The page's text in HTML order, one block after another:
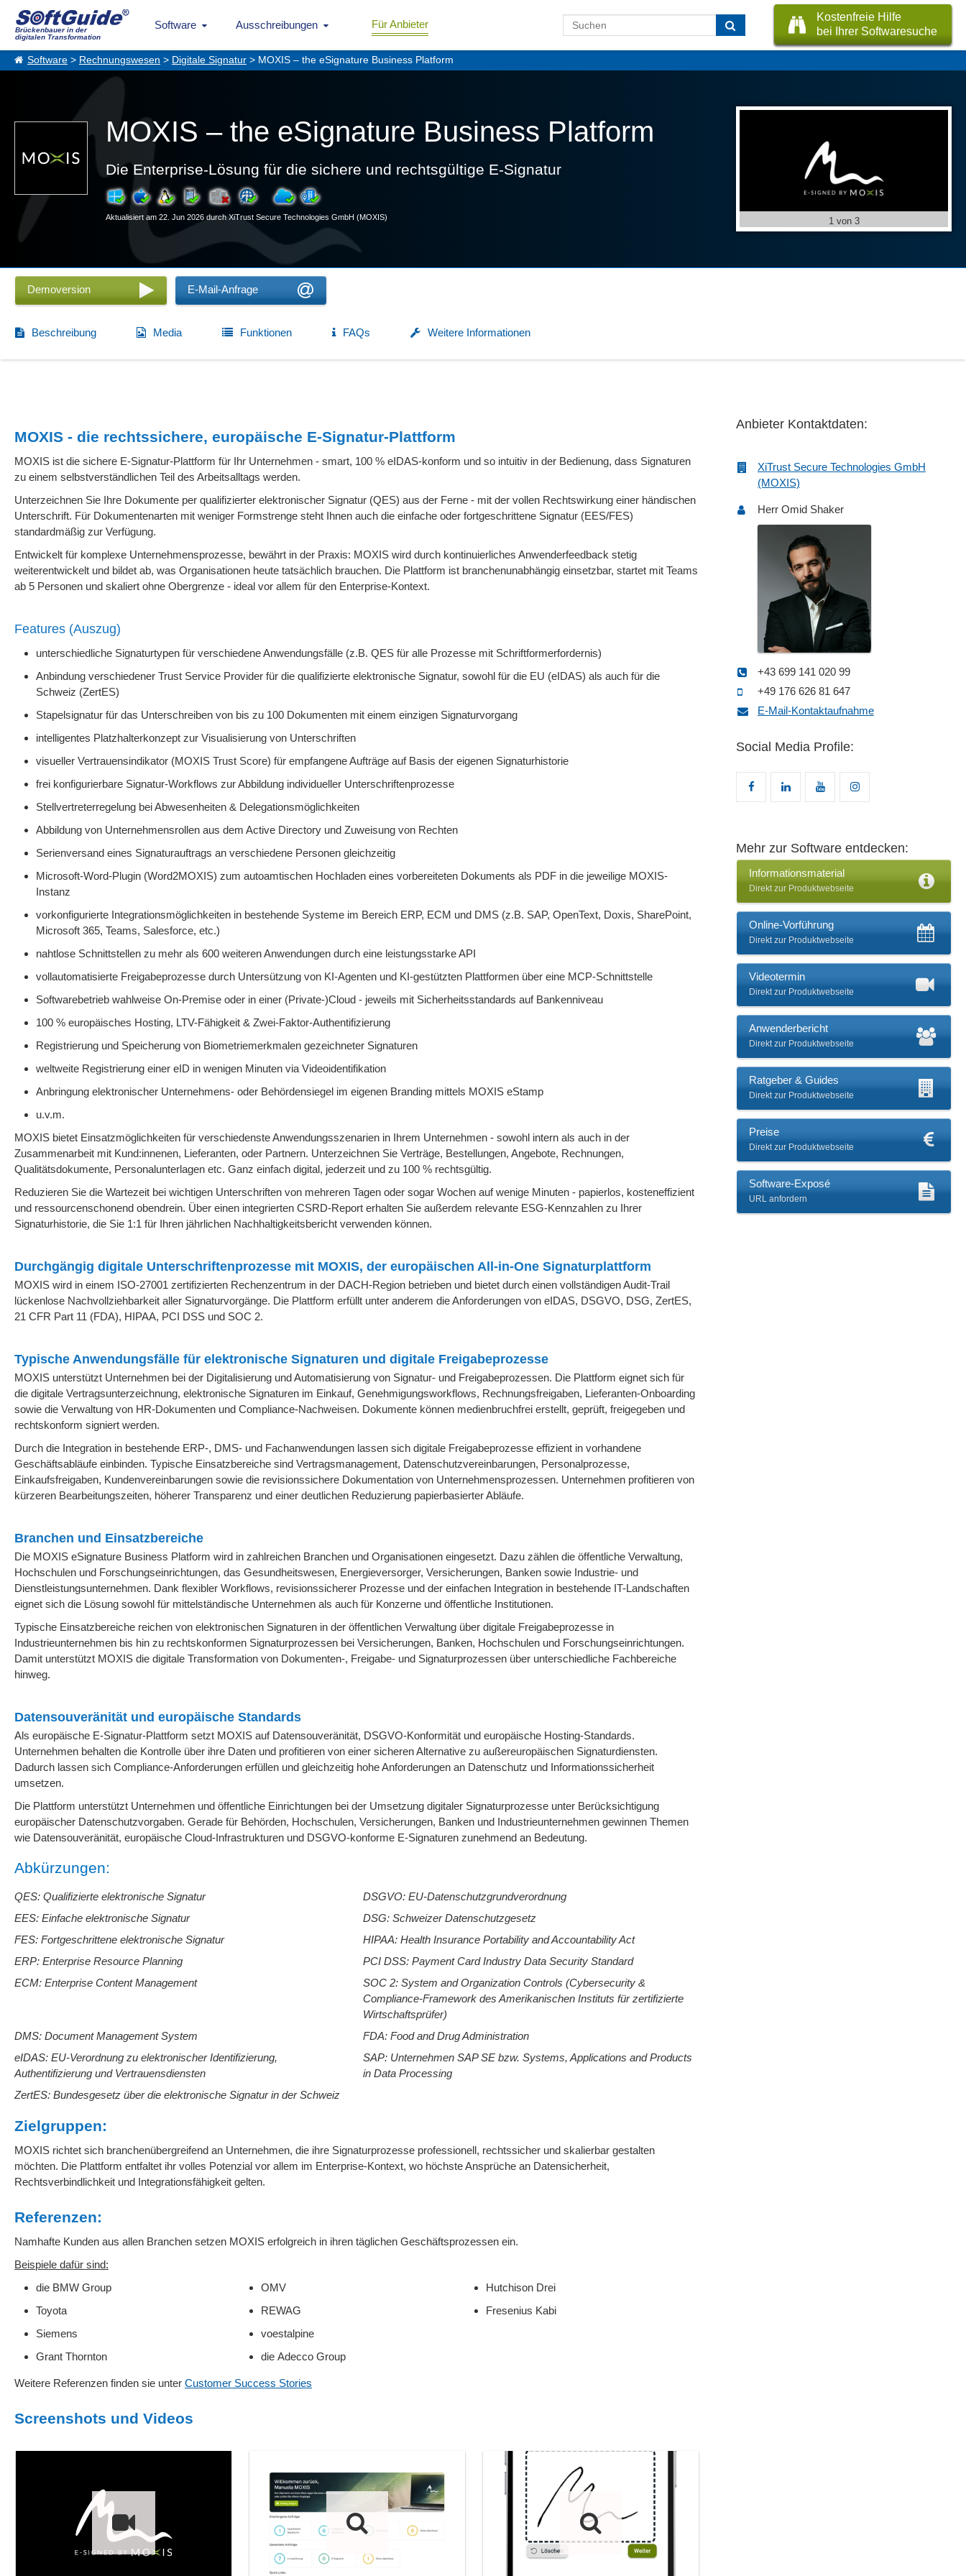
Brückenbauer in der
digitalen Transformation
Software Ausschreibungen Für Anbieter
Kostenfreie Hilfe
bei Ihrer Softwaresuche
Software > Rechnungswesen > Digitale Signatur > MOXIS – the eSignature Business Platform
1 von 3
MOXIS – the eSignature Business Platform
Die Enterprise-Lösung für die sichere und rechtsgültige E-Signatur
Aktualisiert am 22. Jun 2026 durch XiTrust Secure Technologies GmbH (MOXIS)
Demoversion E-Mail-Anfrage
Beschreibung Media Funktionen FAQs Weitere Informationen
MOXIS - die rechtssichere, europäische E-Signatur-Plattform
MOXIS ist die sichere E-Signatur-Plattform für Ihr Unternehmen - smart, 100 % eIDAS-konform und so intuitiv in der Bedienung, dass Signaturen
zu einem selbstverständlichen Teil des Arbeitsalltags werden.
Unterzeichnen Sie Ihre Dokumente per qualifizierter elektronischer Signatur (QES) aus der Ferne - mit der vollen Rechtswirkung einer händischen
Unterschrift. Für Dokumentenarten mit weniger Formstrenge steht Ihnen auch die einfache oder fortgeschrittene Signatur (EES/FES)
standardmäßig zur Verfügung.
Entwickelt für komplexe Unternehmensprozesse, bewährt in der Praxis: MOXIS wird durch kontinuierliches Anwenderfeedback stetig
weiterentwickelt und bildet ab, was Organisationen heute tatsächlich brauchen. Die Plattform ist branchenunabhängig einsetzbar, startet mit Teams
ab 5 Personen und skaliert ohne Obergrenze - ideal vor allem für den Enterprise-Kontext.
Features (Auszug)
unterschiedliche Signaturtypen für verschiedene Anwendungsfälle (z.B. QES für alle Prozesse mit Schriftformerfordernis)
Anbindung verschiedener Trust Service Provider für die qualifizierte elektronische Signatur, sowohl für die EU (eIDAS) als auch für die
Schweiz (ZertES)
Stapelsignatur für das Unterschreiben von bis zu 100 Dokumenten mit einem einzigen Signaturvorgang
intelligentes Platzhalterkonzept zur Visualisierung von Unterschriften
visueller Vertrauensindikator (MOXIS Trust Score) für empfangene Aufträge auf Basis der eigenen Signaturhistorie
frei konfigurierbare Signatur-Workflows zur Abbildung individueller Unterschriftenprozesse
Stellvertreterregelung bei Abwesenheiten & Delegationsmöglichkeiten
Abbildung von Unternehmensrollen aus dem Active Directory und Zuweisung von Rechten
Serienversand eines Signaturauftrags an verschiedene Personen gleichzeitig
Microsoft-Word-Plugin (Word2MOXIS) zum autoamtischen Hochladen eines vorbereiteten Dokuments als PDF in die jeweilige MOXIS-
Instanz
vorkonfigurierte Integrationsmöglichkeiten in bestehende Systeme im Bereich ERP, ECM und DMS (z.B. SAP, OpenText, Doxis, SharePoint,
Microsoft 365, Teams, Salesforce, etc.)
nahtlose Schnittstellen zu mehr als 600 weiteren Anwendungen durch eine leistungsstarke API
vollautomatisierte Freigabeprozesse durch Untersützung von KI-Agenten und KI-gestützten Plattformen über eine MCP-Schnittstelle
Softwarebetrieb wahlweise On-Premise oder in einer (Private-)Cloud - jeweils mit Sicherheitsstandards auf Bankenniveau
100 % europäisches Hosting, LTV-Fähigkeit & Zwei-Faktor-Authentifizierung
Registrierung und Speicherung von Biometriemerkmalen gezeichneter Signaturen
weltweite Registrierung einer eID in wenigen Minuten via Videoidentifikation
Anbringung elektronischer Unternehmens- oder Behördensiegel im eigenen Branding mittels MOXIS eStamp
u.v.m.
MOXIS bietet Einsatzmöglichkeiten für verschiedenste Anwendungsszenarien in Ihrem Unternehmen - sowohl intern als auch in der
Zusammenarbeit mit Kund:innenen, Lieferanten, oder Partnern. Unterzeichnen Sie Verträge, Bestellungen, Angebote, Rechnungen,
Qualitätsdokumente, Personalunterlagen etc. Ganz einfach digital, jederzeit und zu 100 % rechtsgültig.
Reduzieren Sie die Wartezeit bei wichtigen Unterschriften von mehreren Tagen oder sogar Wochen auf wenige Minuten - papierlos, kosteneffizient
und ressourcenschonend obendrein. Über einen integrierten CSRD-Report erhalten Sie außerdem relevante ESG-Kennzahlen zu Ihrer
Signaturhistorie, die Sie 1:1 für Ihren jährlichen Nachhaltigkeitsbericht verwenden können.
Durchgängig digitale Unterschriftenprozesse mit MOXIS, der europäischen All-in-One Signaturplattform
MOXIS wird in einem ISO-27001 zertifizierten Rechenzentrum in der DACH-Region betrieben und bietet durch einen vollständigen Audit-Trail
lückenlose Nachvollziehbarkeit aller Signaturvorgänge. Die Plattform erfüllt unter anderem die Anforderungen von eIDAS, DSGVO, DSG, ZertES,
21 CFR Part 11 (FDA), HIPAA, PCI DSS und SOC 2.
Typische Anwendungsfälle für elektronische Signaturen und digitale Freigabeprozesse
MOXIS unterstützt Unternehmen bei der Digitalisierung und Automatisierung von Signatur- und Freigabeprozessen. Die Plattform eignet sich für
die digitale Vertragsunterzeichnung, elektronische Signaturen im Einkauf, Genehmigungsworkflows, Rechnungsfreigaben, Lieferanten-Onboarding
sowie die Verwaltung von HR-Dokumenten und Compliance-Nachweisen. Dokumente können medienbruchfrei erstellt, geprüft, freigegeben und
rechtskonform signiert werden.
Durch die Integration in bestehende ERP-, DMS- und Fachanwendungen lassen sich digitale Freigabeprozesse effizient in vorhandene
Geschäftsabläufe einbinden. Typische Einsatzbereiche sind Vertragsmanagement, Datenschutzvereinbarungen, Personalprozesse,
Einkaufsfreigaben, Kundenvereinbarungen sowie die revisionssichere Dokumentation von Unternehmensprozessen. Unternehmen profitieren von
kürzeren Bearbeitungszeiten, höherer Transparenz und einer deutlichen Reduzierung papierbasierter Abläufe.
Branchen und Einsatzbereiche
Die MOXIS eSignature Business Platform wird in zahlreichen Branchen und Organisationen eingesetzt. Dazu zählen die öffentliche Verwaltung,
Hochschulen und Forschungseinrichtungen, das Gesundheitswesen, Energieversorger, Versicherungen, Banken sowie Industrie- und
Dienstleistungsunternehmen. Dank flexibler Workflows, revisionssicherer Prozesse und der einfachen Integration in bestehende IT-Landschaften
eignet sich die Lösung sowohl für mittelständische Unternehmen als auch für Konzerne und öffentliche Institutionen.
Typische Einsatzbereiche reichen von elektronischen Signaturen in der öffentlichen Verwaltung über digitale Freigabeprozesse in
Industrieunternehmen bis hin zu rechtskonformen Signaturprozessen bei Versicherungen, Banken, Hochschulen und Forschungseinrichtungen.
Damit unterstützt MOXIS die digitale Transformation von Dokumenten-, Freigabe- und Signaturprozessen über unterschiedliche Fachbereiche
hinweg.
Datensouveränität und europäische Standards
Als europäische E-Signatur-Plattform setzt MOXIS auf Datensouveränität, DSGVO-Konformität und europäische Hosting-Standards.
Unternehmen behalten die Kontrolle über ihre Daten und profitieren von einer sicheren Alternative zu außereuropäischen Signaturdiensten.
Dadurch lassen sich Compliance-Anforderungen erfüllen und gleichzeitig hohe Anforderungen an Datenschutz und Informationssicherheit
umsetzen.
Die Plattform unterstützt Unternehmen und öffentliche Einrichtungen bei der Umsetzung digitaler Signaturprozesse unter Berücksichtigung
europäischer Datenschutzvorgaben. Gerade für Behörden, Hochschulen, Versicherungen, Banken und Industrieunternehmen gewinnen Themen
wie Datensouveränität, europäische Cloud-Infrastrukturen und DSGVO-konforme E-Signaturen zunehmend an Bedeutung.
Abkürzungen:
QES: Qualifizierte elektronische Signatur
DSGVO: EU-Datenschutzgrundverordnung
EES: Einfache elektronische Signatur
DSG: Schweizer Datenschutzgesetz
FES: Fortgeschrittene elektronische Signatur
HIPAA: Health Insurance Portability and Accountability Act
ERP: Enterprise Resource Planning
PCI DSS: Payment Card Industry Data Security Standard
ECM: Enterprise Content Management
SOC 2: System and Organization Controls (Cybersecurity &
Compliance-Framework des Amerikanischen Instituts für zertifizierte
Wirtschaftsprüfer)
DMS: Document Management System
FDA: Food and Drug Administration
eIDAS: EU-Verordnung zu elektronischer Identifizierung,
Authentifizierung und Vertrauensdiensten
SAP: Unternehmen SAP SE bzw. Systems, Applications and Products
in Data Processing
ZertES: Bundesgesetz über die elektronische Signatur in der Schweiz
Zielgruppen:
MOXIS richtet sich branchenübergreifend an Unternehmen, die ihre Signaturprozesse professionell, rechtssicher und skalierbar gestalten
möchten. Die Plattform entfaltet ihr volles Potenzial vor allem im Enterprise-Kontext, wo höchste Ansprüche an Datensicherheit,
Rechtsverbindlichkeit und Integrationsfähigkeit gelten.
Referenzen:
Namhafte Kunden aus allen Branchen setzen MOXIS erfolgreich in ihren täglichen Geschäftsprozessen ein.
Beispiele dafür sind:
die BMW Group
Toyota
Siemens
Grant Thornton
OMV
REWAG
voestalpine
die Adecco Group
Hutchison Drei
Fresenius Kabi
Weitere Referenzen finden sie unter Customer Success Stories
Screenshots und Videos
Anbieter Kontaktdaten:
XiTrust Secure Technologies GmbH
(MOXIS)
Herr Omid Shaker
+43 699 141 020 99
+49 176 626 81 647
E-Mail-Kontaktaufnahme
Social Media Profile:
Mehr zur Software entdecken:
Informationsmaterial
Direkt zur Produktwebseite
Online-Vorführung
Direkt zur Produktwebseite
Videotermin
Direkt zur Produktwebseite
Anwenderbericht
Direkt zur Produktwebseite
Ratgeber & Guides
Direkt zur Produktwebseite
Preise
Direkt zur Produktwebseite
Software-Exposé
URL anfordern